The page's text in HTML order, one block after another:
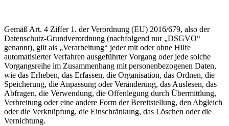
Gemäß Art. 4 Ziffer 1. der Verordnung (EU) 2016/679, also der
Datenschutz-Grundverordnung (nachfolgend nur „DSGVO“
genannt), gilt als „Verarbeitung“ jeder mit oder ohne Hilfe
automatisierter Verfahren ausgeführter Vorgang oder jede solche
Vorgangsreihe im Zusammenhang mit personenbezogenen Daten,
wie das Erheben, das Erfassen, die Organisation, das Ordnen, die
Speicherung, die Anpassung oder Veränderung, das Auslesen, das
Abfragen, die Verwendung, die Offenlegung durch Übermittlung,
Verbreitung oder eine andere Form der Bereitstellung, den Abgleich
oder die Verknüpfung, die Einschränkung, das Löschen oder die
Vernichtung.